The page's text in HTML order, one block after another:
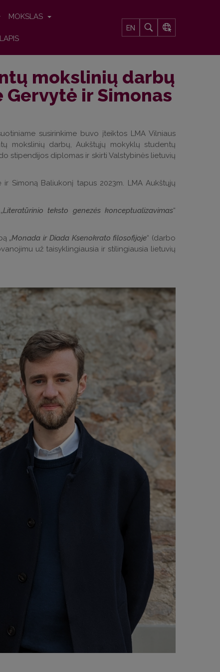
MOKSLAS
EN
mokslinių darbų
ir Simonas
susirinkime buvo įteiktos LMA Vilniaus
mokslinių darbų, Aukštųjų mokyklų studentų
stipendijos diplomas ir skirti Valstybinės lietuvių
Simoną Baliukonį tapus 2023m. LMA Aukštųjų
Literatūrinio teksto genezės konceptualizavimas“
„Monada ir Diada Ksenokrato filosofijoje“ (darbo
už taisyklingiausia ir stilingiausia lietuvių